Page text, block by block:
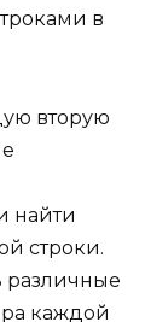
в
вторую
найти
строки.
различные
каждой